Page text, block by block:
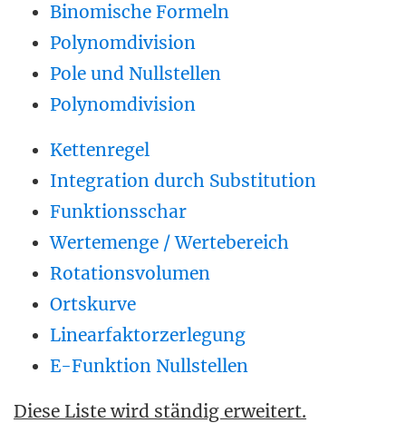
Binomische Formeln
Polynomdivision
Pole und Nullstellen
Polynomdivision
Kettenregel
Integration durch Substitution
Funktionsschar
Wertemenge / Wertebereich
Rotationsvolumen
Ortskurve
Linearfaktorzerlegung
E-Funktion Nullstellen
Diese Liste wird ständig erweitert.